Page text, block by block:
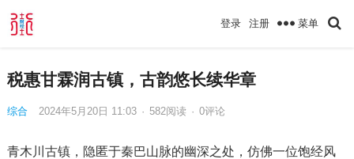
登录 注册 菜单
税惠甘霖润古镇，古韵悠长续华章
综合 2024年5月20日 11:03 · 582阅读 · 0评论
青木川古镇，隐匿于秦巴山脉的幽深之处，仿佛一位饱经风